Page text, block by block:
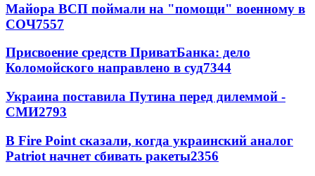
Майора ВСП поймали на "помощи" военному в
СОЧ7557
Присвоение средств ПриватБанка: дело
Коломойского направлено в суд7344
Украина поставила Путина перед дилеммой -
СМИ2793
В Fire Point сказали, когда украинский аналог
Patriot начнет сбивать ракеты2356